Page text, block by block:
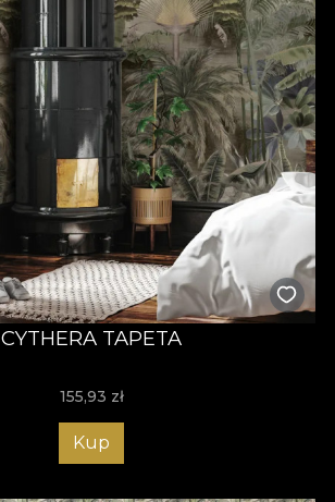
CYTHERA TAPETA
155,93 zł
Kup